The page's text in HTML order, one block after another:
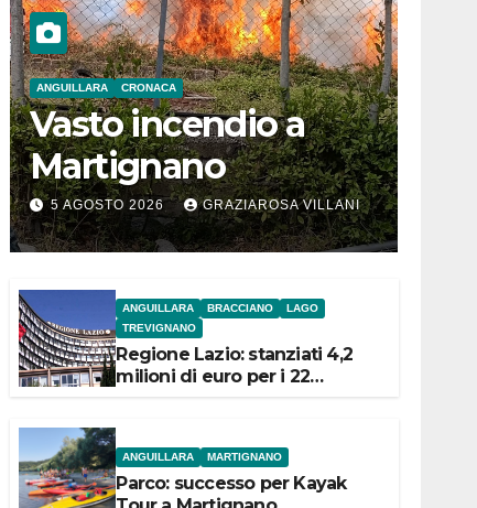
ANGUILLARA CRONACA
Vasto incendio a
Martignano
5 AGOSTO 2026 GRAZIAROSA VILLANI
ANGUILLARA BRACCIANO
LAGO
TREVIGNANO
Regione Lazio: stanziati 4,2
milioni di euro per i 22
ANGUILLARA MARTIGNANO
Parco: successo per Kayak